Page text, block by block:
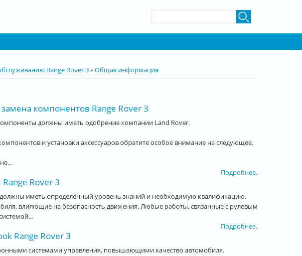
Range Rover 3»Общая информация
компонентов Range Rover 3
должны иметь одобрение компании Land Rover.
и установки аксессуаров обратите особое внимание на следующее.
Подробнее..
Rover 3
иметь определённый уровень знаний и необходимую квалификацию.
влияющие на безопасность движения. Любые работы, связанные с рулевым
Подробнее..
Range Rover 3
системами управления, повышающими качество автомобиля.